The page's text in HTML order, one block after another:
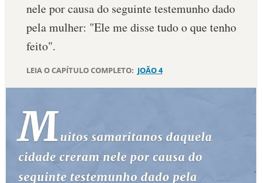
PALAVRA DO DIA
SALMO DO DIA
DEVOCIONAL DIÁRIO
ESTUDOS BÍBLICOS
ESBOÇOS DE PREGAÇÃO
nele por causa do seguinte testemunho dado
pela mulher: "Ele me disse tudo o que tenho
feito".
LEIA O CAPÍTULO COMPLETO: JOÃO 4